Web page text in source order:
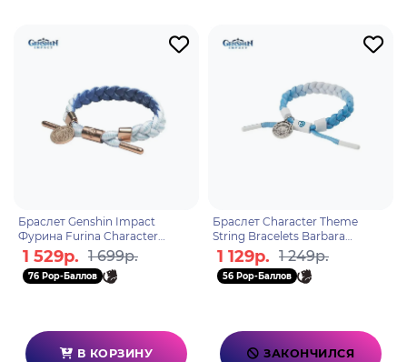
Браслет Genshin Impact
Фурина Furina Character
Theme 6942421155119
1 529р. 1 699р.
76 Pop-Баллов
В КОРЗИНУ
Браслет Character Theme
String Bracelets Barbara
6974096531134
1 129р. 1 249р.
56 Pop-Баллов
ЗАКОНЧИЛСЯ